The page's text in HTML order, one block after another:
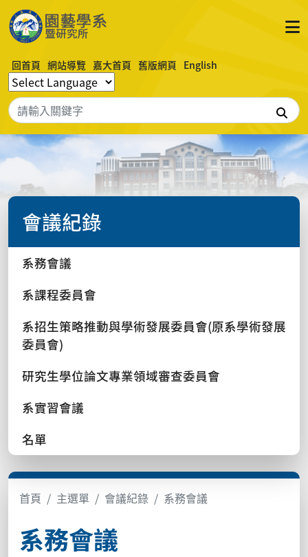
回首頁 網站導覽 嘉大首頁 舊版網頁 English
搜尋
會議紀錄
系務會議
系課程委員會
系招生策略推動與學術發展委員會(原系學術發展
委員會)
研究生學位論文專業領域審查委員會
系實習會議
名單
首頁 主選單 會議紀錄 系務會議
系務會議